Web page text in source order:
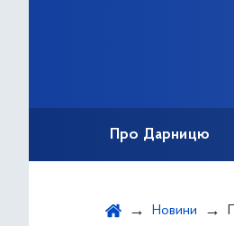
Про Дарницю
Новини